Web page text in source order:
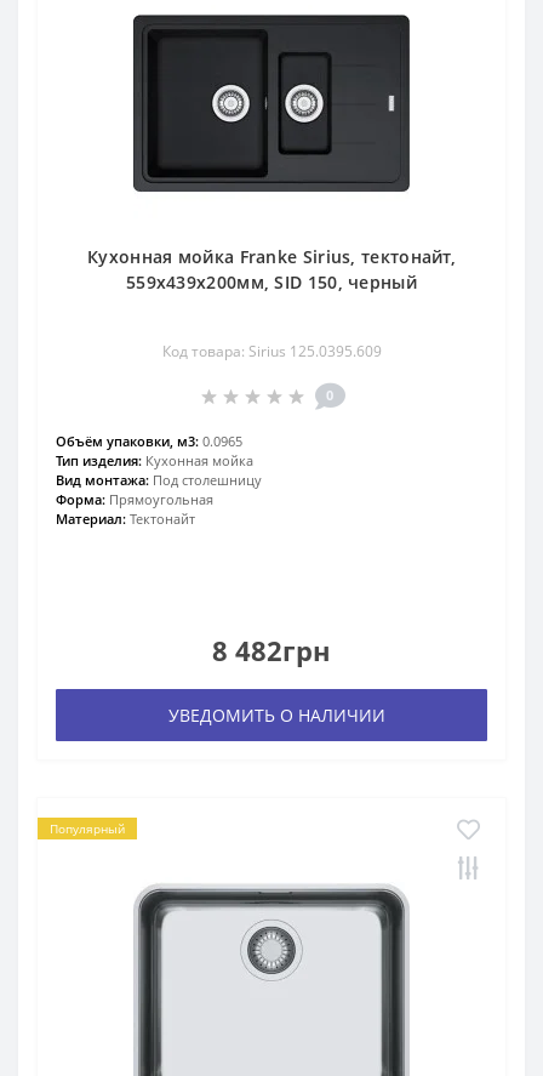
Кухонная мойка Franke Sirius, тектонайт,
559х439х200мм, SID 150, черный
Код товара: Sirius 125.0395.609
0
Объём упаковки, м3: 0.0965
Тип изделия: Кухонная мойка
Вид монтажа: Под столешницу
Форма: Прямоугольная
Материал: Тектонайт
8 482грн
УВЕДОМИТЬ О НАЛИЧИИ
Популярный